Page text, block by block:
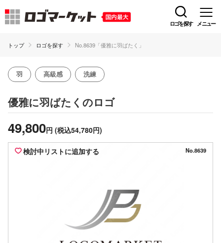
ロゴを探す メニュー
トップ ロゴを探す No.8639「優雅に羽ばたく」
羽 高級感 洗練
優雅に羽ばたく のロゴ
49,800円 (税込54,780円)
検討中リストに追加する No.8639